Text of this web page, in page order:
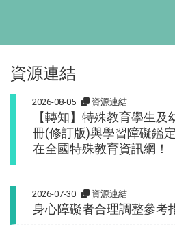
資源連結
2026-08-05 資源連結
【轉知】特殊教育學生
冊(修訂版)與學習障礙鑑
在全國特殊教育資訊網！
2026-07-30 資源連結
身心障礙者合理調整參考